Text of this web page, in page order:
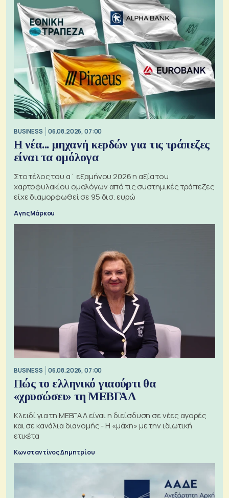
BUSINESS 06.08.2026, 07:00
Η νέα... μηχανή κερδών για τις τράπεζες
είναι τα ομόλογα
Στο τέλος του α΄ εξαμήνου 2026 η αξία του
χαρτοφυλακίου ομολόγων από τις συστημικές τράπεζες
είχε διαμορφωθεί σε 95 δισ. ευρώ
Αγης Μάρκου
BUSINESS 06.08.2026, 07:00
Πώς το ελληνικό γιαούρτι θα
«χρυσώσει» τη ΜΕΒΓΑΛ
Κλειδί για τη ΜΕΒΓΑΛ είναι η διείσδυση σε νέες αγορές
και σε κανάλια διανομής - Η «μάχη» με την ιδιωτική
ετικέτα
Κωνσταντίνος Δημητρίου